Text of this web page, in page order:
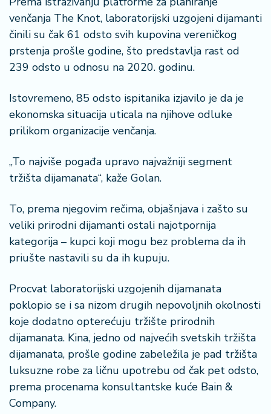
venčanja The Knot, laboratorijski uzgojeni dijamanti
činili su čak 61 odsto svih kupovina vereničkog
prstenja prošle godine, što predstavlja rast od
239 odsto u odnosu na 2020. godinu.
Istovremeno, 85 odsto ispitanika izjavilo je da je
ekonomska situacija uticala na njihove odluke
prilikom organizacije venčanja.
„To najviše pogađa upravo najvažniji segment
tržišta dijamanata“, kaže Golan.
To, prema njegovim rečima, objašnjava i zašto su
veliki prirodni dijamanti ostali najotpornija
kategorija – kupci koji mogu bez problema da ih
priušte nastavili su da ih kupuju.
Procvat laboratorijski uzgojenih dijamanata
poklopio se i sa nizom drugih nepovoljnih okolnosti
koje dodatno opterećuju tržište prirodnih
dijamanata. Kina, jedno od najvećih svetskih tržišta
dijamanata, prošle godine zabeležila je pad tržišta
luksuzne robe za ličnu upotrebu od čak pet odsto,
prema procenama konsultantske kuće Bain &
Company.